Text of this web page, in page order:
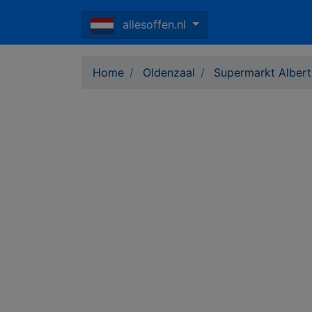
allesoffen.nl
Home Oldenzaal Supermarkt